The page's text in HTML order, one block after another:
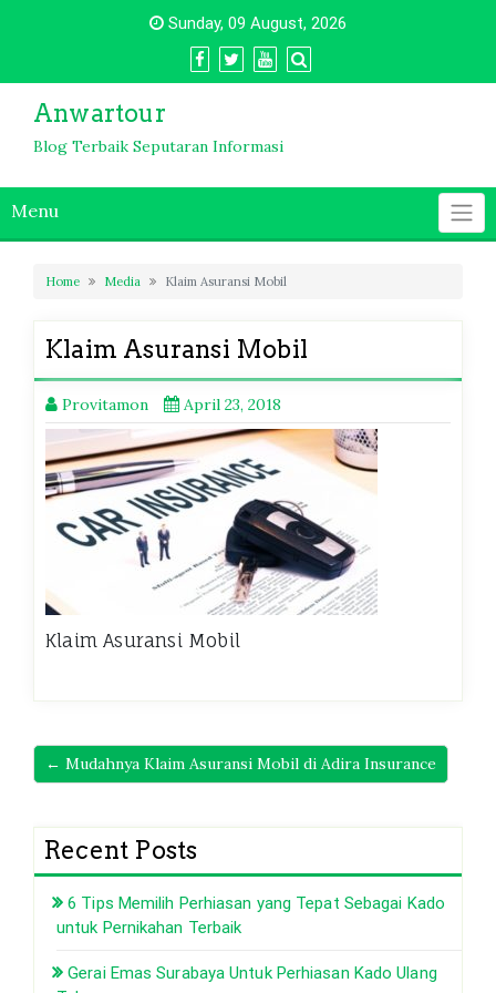
Sunday, 09 August, 2026
Anwartour
Blog Terbaik Seputaran Informasi
Menu
Home Media Klaim Asuransi Mobil
Klaim Asuransi Mobil
Provitamon April 23, 2018
Klaim Asuransi Mobil
← Mudahnya Klaim Asuransi Mobil di Adira Insurance
Recent Posts
6 Tips Memilih Perhiasan yang Tepat Sebagai Kado
untuk Pernikahan Terbaik
Gerai Emas Surabaya Untuk Perhiasan Kado Ulang